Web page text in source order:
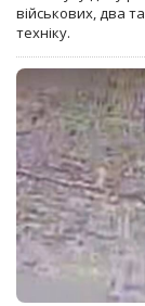
військових, два
техніку.